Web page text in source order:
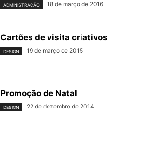
ADMINISTRAÇÃO 18 de março de 2016
Cartões de visita criativos
DESIGN 19 de março de 2015
Promoção de Natal
DESIGN 22 de dezembro de 2014